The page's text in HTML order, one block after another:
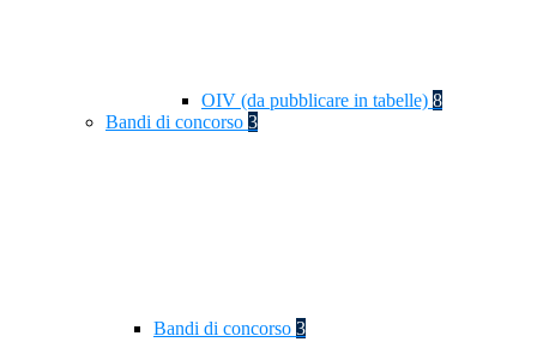
OIV (da pubblicare in tabelle) 8
Bandi di concorso 3
Bandi di concorso 3